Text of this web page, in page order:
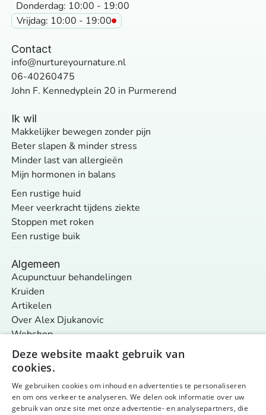
Donderdag: 10:00 - 19:00
Vrijdag: 10:00 - 19:00
Contact
info@nurtureyournature.nl
06-40260475
John F. Kennedyplein 20 in Purmerend
Algemeen
Acupunctuur behandelingen
Kruiden
Artikelen
Over Alex Djukanovic
Webshop
Contact
Ik wil
Makkelijker bewegen zonder pijn
Beter slapen & minder stress
Minder last van allergieën
Mijn hormonen in balans
Een rustige huid
Meer veerkracht tijdens ziekte
Stoppen met roken
Een rustige buik
© 2026 Nurture Your Nature - alle rechten voorbehoudenWebsite by aardig
Algemene voorwaardenPrivacy & cookies
Volg ons op
Deze website maakt gebruik van
cookies.
We gebruiken cookies om inhoud en advertenties te personaliseren
en om ons verkeer te analyseren. We delen ook informatie over uw
gebruik van onze site met onze advertentie- en analysepartners, die